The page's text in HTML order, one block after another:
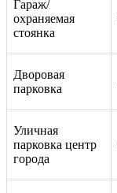
Гараж/
охраняемая
стоянка
Дворовая
парковка
Уличная
парковка центр
города